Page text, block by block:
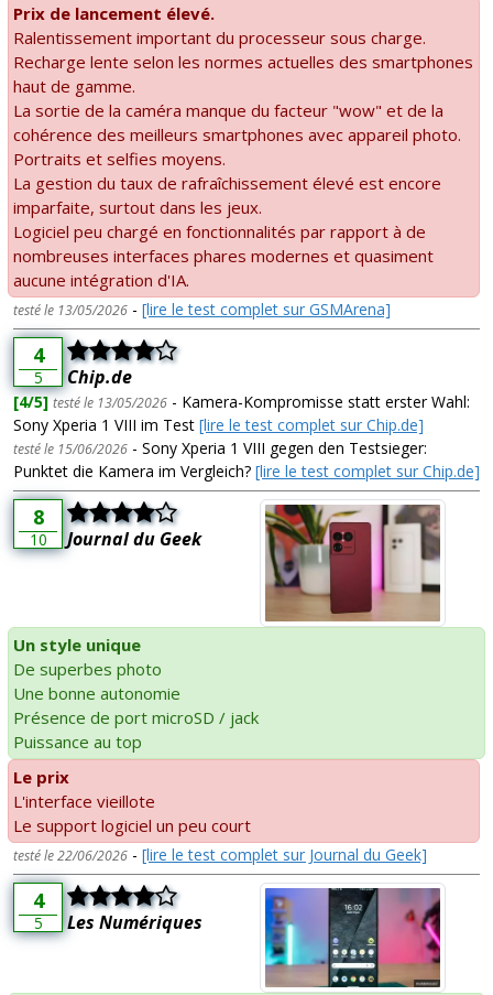
Prix de lancement élevé.
Ralentissement important du processeur sous charge.
Recharge lente selon les normes actuelles des smartphones
haut de gamme.
La sortie de la caméra manque du facteur "wow" et de la
cohérence des meilleurs smartphones avec appareil photo.
Portraits et selfies moyens.
La gestion du taux de rafraîchissement élevé est encore
imparfaite, surtout dans les jeux.
Logiciel peu chargé en fonctionnalités par rapport à de
nombreuses interfaces phares modernes et quasiment
aucune intégration d'IA.
testé le 13/05/2026 - [lire le test complet sur GSMArena]
4
5 Chip.de
[4/5] testé le 13/05/2026 - Kamera-Kompromisse statt erster Wahl:
Sony Xperia 1 VIII im Test [lire le test complet sur Chip.de]
testé le 15/06/2026 - Sony Xperia 1 VIII gegen den Testsieger:
Punktet die Kamera im Vergleich? [lire le test complet sur Chip.de]
8
10 Journal du Geek
Un style unique
De superbes photo
Une bonne autonomie
Présence de port microSD / jack
Puissance au top
Le prix
L'interface vieillote
Le support logiciel un peu court
testé le 22/06/2026 - [lire le test complet sur Journal du Geek]
4
5 Les Numériques